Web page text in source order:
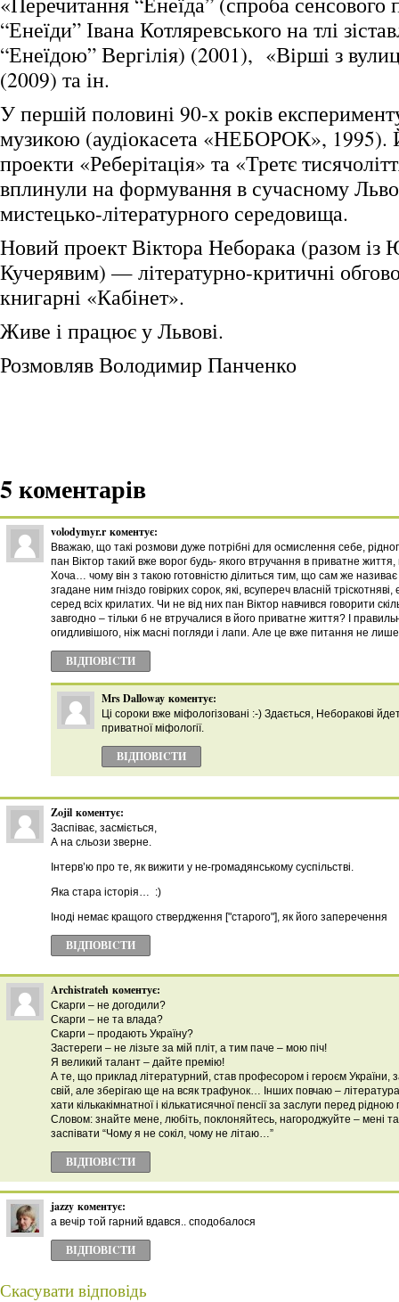
“Енеїди” Івана Котляревського на тлі
“Енеїдою” Вергілія) (2001), «Вірші з
(2009) та ін.
У першій половині 90-х років
музикою (аудіокасета «НЕБОРОК», 1995).
проекти «Реберітація» та «Третє
вплинули на формування в сучасному
мистецько-літературного середовища.
Новий проект Віктора Неборака (разом із
Кучерявим) — літературно-критичні
книгарні «Кабінет».
Живе і працює у Львові.
Розмовляв Володимир Панченко
5 коментарів
volodymyr.r коментує:
Вважаю, що такі розмови дуже потрібні для осмислення себе,
пан Віктор такий вже ворог будь- якого втручання в приватне життя,
Хоча… чому він з такою готовністю ділиться тим, що сам же
згадане ним гніздо говірких сорок, які, всупереч власній
серед всіх крилатих. Чи не від них пан Віктор навчився говорити
завгодно – тільки б не втручалися в його приватне життя? І
огидливішого, ніж масні погляди і лапи. Але це вже питання не
ВІДПОВІCТИ
Mrs Dalloway коментує:
Ці сороки вже міфологізовані :-) Здається, Неборакові
приватної міфології.
ВІДПОВІCТИ
Zojil коментує:
Заспіває, засміється,
А на сльози зверне.
Інтерв’ю про те, як вижити у не-громадянському суспільстві.
Яка стара історія… :)
Іноді немає кращого ствердження ["старого"], як його заперечення
ВІДПОВІCТИ
Archistrateh коментує:
Скарги – не догодили?
Скарги – не та влада?
Скарги – продають Україну?
Застереги – не лізьте за мій пліт, а тим паче – мою піч!
Я великий талант – дайте премію!
А те, що приклад літературний, став професором і героєм України,
свій, але зберігаю ще на всяк трафунок… Інших повчаю –
хати кількакімнатної і кількатисячної пенсії за заслуги перед
Словом: знайте мене, любіть, поклоняйтесь, нагороджуйте – мені
заспівати “Чому я не сокіл, чому не літаю…”
ВІДПОВІCТИ
jazzy коментує:
а вечір той гарний вдався.. сподобалося
ВІДПОВІCТИ
Скасувати відповідь